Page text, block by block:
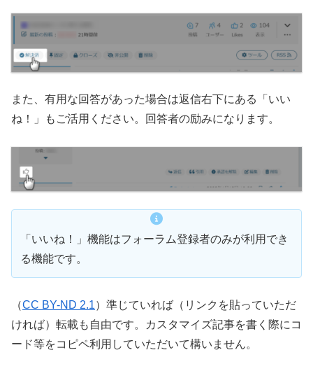
また、有用な回答があった場合は返信右下にある「いい
ね！」もご活用ください。回答者の励みになります。
「いいね！」機能はフォーラム登録者のみが利用でき
る機能です。
（CC BY-ND 2.1）準じていれば（リンクを貼っていただ
ければ）転載も自由です。カスタマイズ記事を書く際にコ
ード等をコピペ利用していただいて構いません。